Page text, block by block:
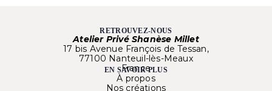
RETROUVEZ-NOUS
Atelier Privé Shanèse Millet
17 bis Avenue François de Tessan,
77100 Nanteuil-lès-Meaux
France
EN SAVOIR PLUS
À propos
Nos créations